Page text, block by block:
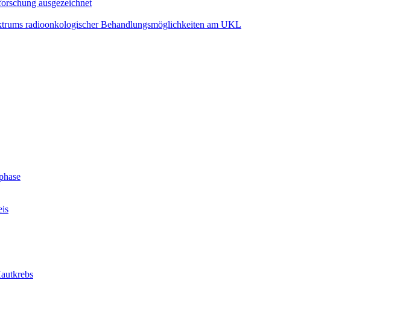
ausgezeichnet
radioonkologischer Behandlungsmöglichkeiten am UKL